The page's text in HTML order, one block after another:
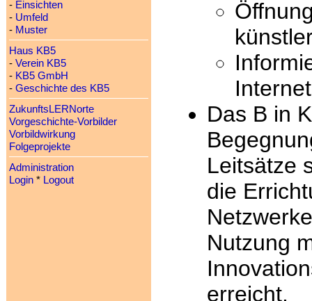
- Einsichten
- Umfeld
- Muster
Haus KB5
- Verein KB5
- KB5 GmbH
- Geschichte des KB5
ZukunftsLERNorte
Vorgeschichte-Vorbilder
Vorbildwirkung
Folgeprojekte
Administration
Login* Logout
Das B in
Leitsätze
die
Nutzung
erreicht.